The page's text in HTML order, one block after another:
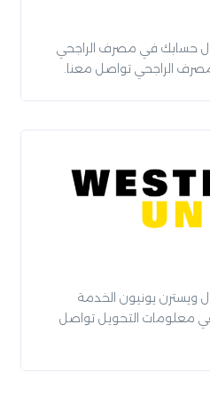
حسابك في مصرف الراجحي
الراجحي تواصل معنا.
ويسترن يونيون الخدمة
معلومات التحويل تواصل